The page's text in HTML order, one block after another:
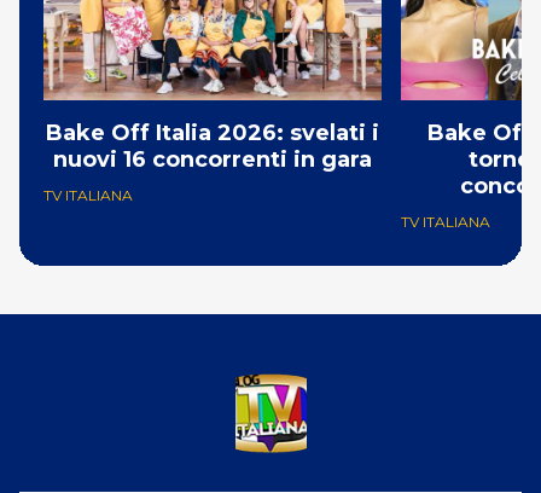
Bake Off Italia 2026: svelati i
nuovi 16 concorrenti in gara
TV ITALIANA
Bake Off
TV ITALIANA